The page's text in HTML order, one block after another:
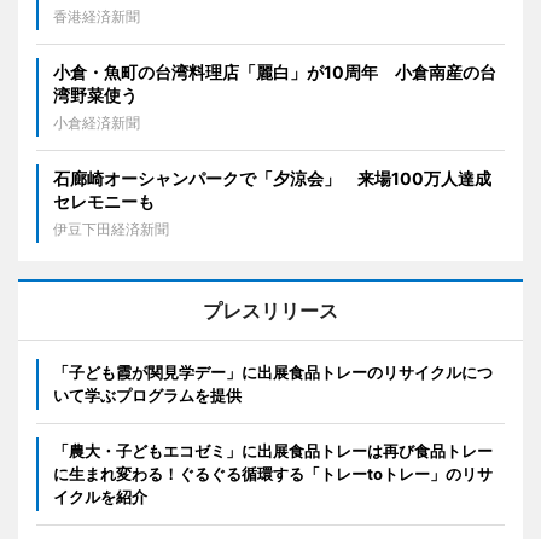
香港経済新聞
小倉・魚町の台湾料理店「麗白」が10周年 小倉南産の台
湾野菜使う
小倉経済新聞
石廊崎オーシャンパークで「夕涼会」 来場100万人達成
セレモニーも
伊豆下田経済新聞
プレスリリース
「子ども霞が関見学デー」に出展食品トレーのリサイクルにつ
いて学ぶプログラムを提供
「農大・子どもエコゼミ」に出展食品トレーは再び食品トレー
に生まれ変わる！ぐるぐる循環する「トレーtoトレー」のリサ
イクルを紹介